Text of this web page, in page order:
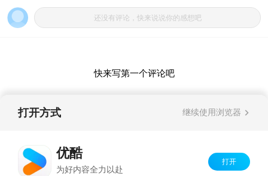
京ICP备06050721号-1
打开方式 继续使用浏览器
优酷
为好内容全力以赴
打开